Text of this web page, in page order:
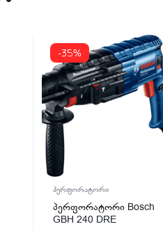
-35%
პერფორატორი
პერფორატორი Bosch
GBH 240 DRE